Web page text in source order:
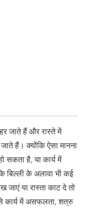
जाते हैं और रास्ते में
हैं। क्योंकि ऐसा मानना
सकता है, या कार्य में
के अलावा भी कई
जाएं या रास्ता काट दे तो
कार्य में असफलता, शत्रु